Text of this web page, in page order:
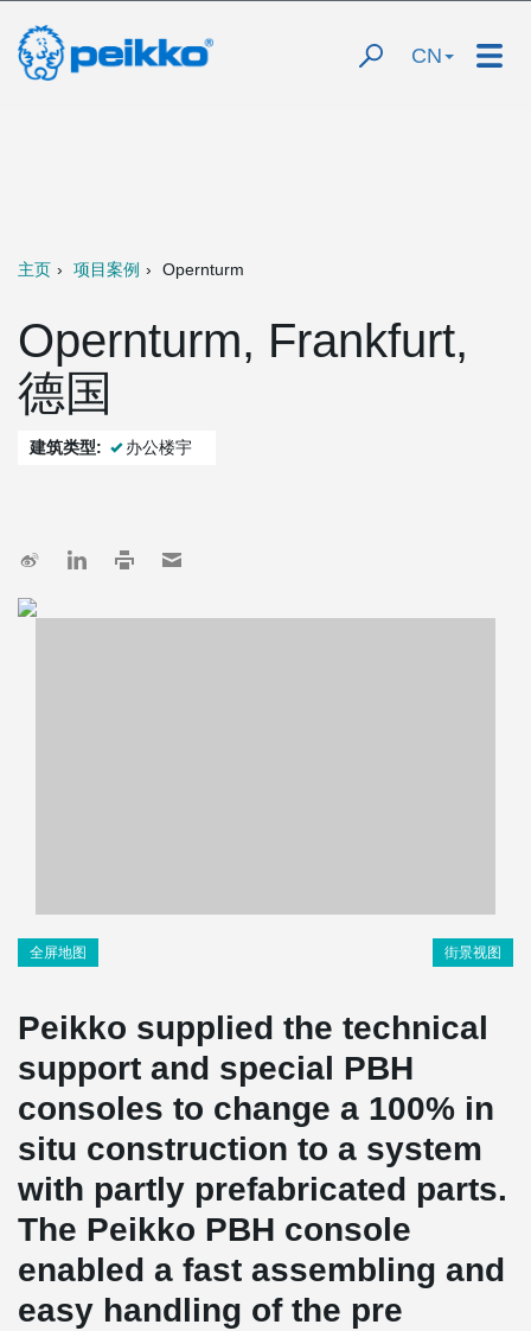
CN
主页 项目案例 Opernturm
Opernturm, Frankfurt,
德国
建筑类型: 办公楼宇
全屏地图 街景视图
Peikko supplied the technical
support and special PBH
consoles to change a 100% in
situ construction to a system
with partly prefabricated parts.
The Peikko PBH console
enabled a fast assembling and
easy handling of the pre